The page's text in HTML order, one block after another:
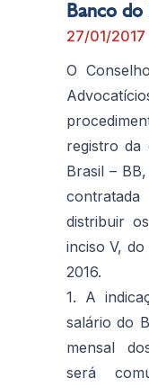
Banco do
27/01/2017
O
registro da
Brasil –
distribuir
inciso V, do
2016.
1. A
salário do
mensal
será